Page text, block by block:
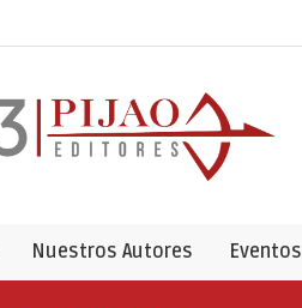
Nuestros Autores Eventos